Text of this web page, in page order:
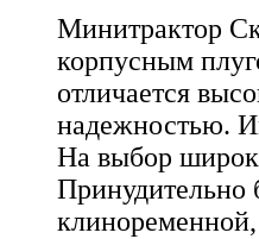
Минитрактор
корпусным
отличается
надежностью.
На выбор